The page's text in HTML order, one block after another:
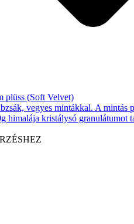
plüss (Soft Velvet)
vegyes mintákkal. A mintás
himalája kristálysó granulátumot